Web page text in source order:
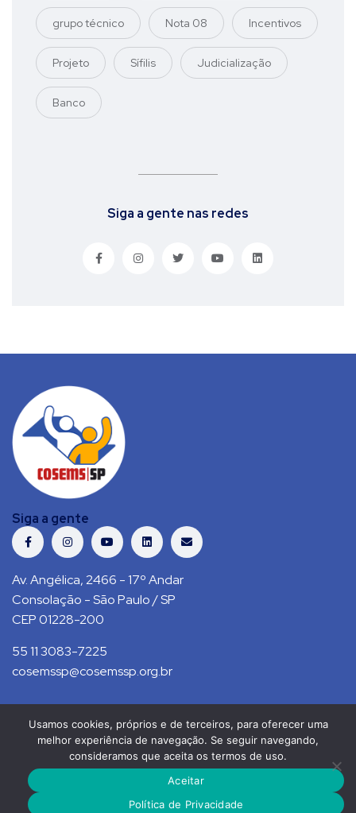
grupo técnico Nota 08 Incentivos
Projeto Sífilis Judicialização
Banco
Siga a gente nas redes
Siga a gente
Av. Angélica, 2466 - 17º Andar
Consolação - São Paulo / SP
CEP 01228-200
55 11 3083-7225
cosemssp@cosemssp.org.br
Política de Privacidade Contato
COSEMS/SP © 2021. Todos direitos reservados.
RS Press
Usamos cookies, próprios e de terceiros, para oferecer uma
melhor experiência de navegação. Se seguir navegando,
consideramos que aceita os termos de uso.
Aceitar
Política de Privacidade